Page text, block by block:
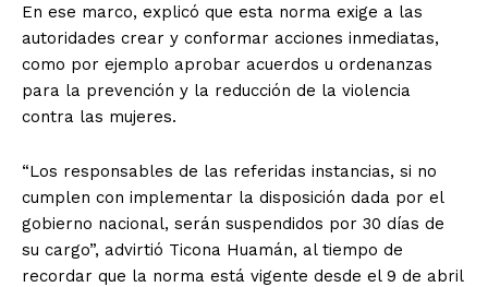
En ese marco, explicó que esta norma exige a las
autoridades crear y conformar acciones inmediatas,
como por ejemplo aprobar acuerdos u ordenanzas
para la prevención y la reducción de la violencia
contra las mujeres.
“Los responsables de las referidas instancias, si no
cumplen con implementar la disposición dada por el
gobierno nacional, serán suspendidos por 30 días de
su cargo”, advirtió Ticona Huamán, al tiempo de
recordar que la norma está vigente desde el 9 de abril